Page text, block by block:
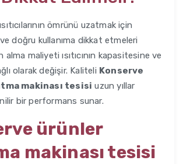
ömrünü uzatmak için
doğru kullanıma dikkat etmeleri
alma maliyeti ısıtıcının kapasitesine ve
olarak değişir. Kaliteli Konserve
makinası tesisi uzun yıllar
bir performans sunar.
ürünler
makinası tesisi